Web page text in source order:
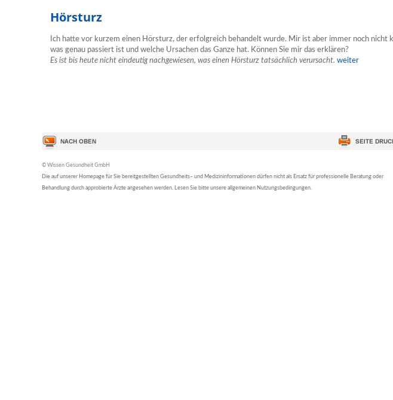
Hörsturz
Ich hatte vor kurzem einen Hörsturz, der erfolgreich behandelt wurde. Mir ist aber immer noch nicht
was genau passiert ist und welche Ursachen das Ganze hat. Können Sie mir das erklären?
Es ist bis heute nicht eindeutig nachgewiesen, was einen Hörsturz tatsächlich verursacht. weiter
© Wissen Gesundheit GmbH
Die auf unserer Homepage für Sie bereitgestellten Gesundheits– und Medizininformationen dürfen nicht als Ersatz für professionelle Beratung oder
Behandlung durch approbierte Ärzte angesehen werden. Lesen Sie bitte unsere allgemeinen Nutzungsbedingungen.